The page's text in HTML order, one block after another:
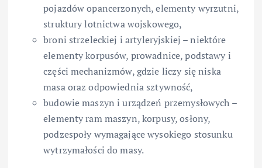
pojazdów opancerzonych, elementy wyrzutni,
struktury lotnictwa wojskowego,
broni strzeleckiej i artyleryjskiej – niektóre
elementy korpusów, prowadnice, podstawy i
części mechanizmów, gdzie liczy się niska
masa oraz odpowiednia sztywność,
budowie maszyn i urządzeń przemysłowych –
elementy ram maszyn, korpusy, osłony,
podzespoły wymagające wysokiego stosunku
wytrzymałości do masy.